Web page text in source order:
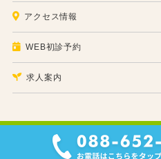
アクセス情報
WEB初診予約
求人案内
徳島市佐古一番町
小児・矯正・予防歯科｜あ